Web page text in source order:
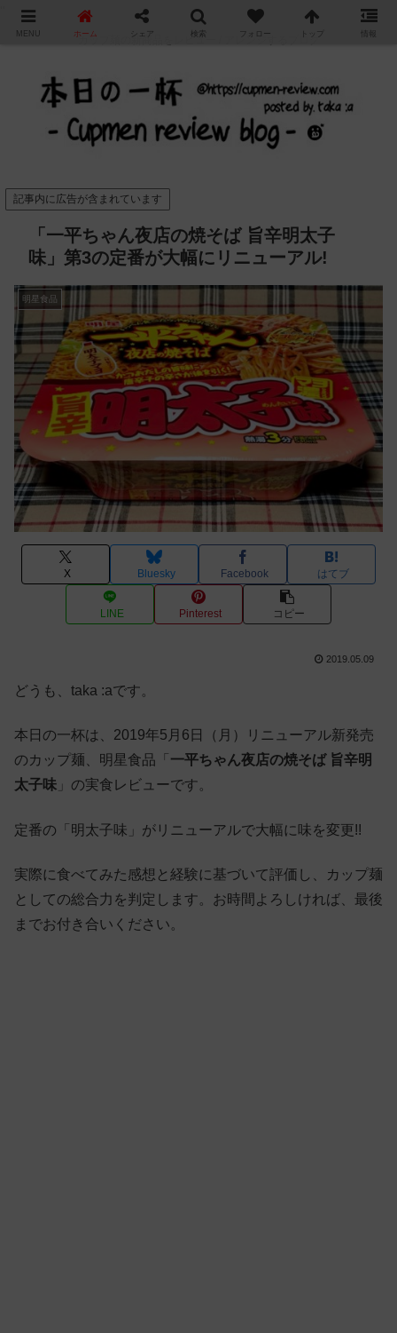
カップ麺の新商品をレビュー / アレンジするブログ
記事内に広告が含まれています
「一平ちゃん夜店の焼そば 旨辛明太子
味」第3の定番が大幅にリニューアル!
明星食品
X Bluesky Facebook はてブ
LINE Pinterest コピー
2019.05.09
どうも、taka :aです。
本日の一杯は、2019年5月6日（月）リニューアル新発売
のカップ麺、明星食品「 一平ちゃん夜店の焼そば 旨辛明
太子味 」の実食レビューです。
定番の「明太子味」がリニューアルで大幅に味を変更!!
実際に食べてみた感想と経験に基づいて評価し、カップ麺
としての総合力を判定します。お時間よろしければ、最後
までお付き合いください。
MENU ホーム シェア 検索 フォロー トップ 情報